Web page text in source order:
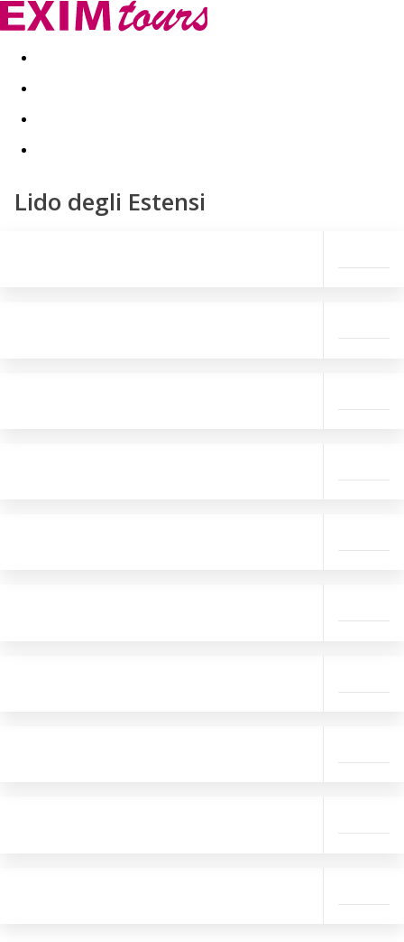
Akční nabídky Last minute
Lido degli Estensi